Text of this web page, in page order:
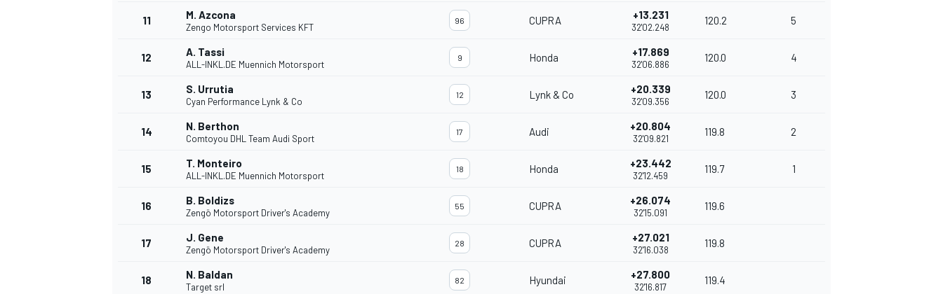
TÜRK SPORCULAR
11 M. Azcona
Zengo Motorsport Services KFT
96 CUPRA +13.231
32'02.248
120.2 5
12 A. Tassi
ALL-INKL.DE Muennich Motorsport
9 Honda +17.869
32'06.886
120.0 4
13 S. Urrutia
Cyan Performance Lynk & Co
12 Lynk & Co +20.339
32'09.356
120.0 3
14 N. Berthon
Comtoyou DHL Team Audi Sport
17 Audi +20.804
32'09.821
119.8 2
15 T. Monteiro
ALL-INKL.DE Muennich Motorsport
18 Honda +23.442
32'12.459
119.7 1
16 B. Boldizs
Zengö Motorsport Driver's Academy
55 CUPRA +26.074
32'15.091
119.6
17 J. Gene
Zengö Motorsport Driver's Academy
28 CUPRA +27.021
32'16.038
119.8
18 N. Baldan
Target srl
82 Hyundai +27.800
32'16.817
119.4